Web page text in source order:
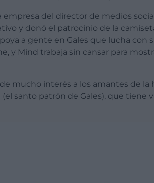
empresa del director de medios
y donó el patrocinio de la
a gente en Gales que lucha con
y Mind trabaja sin cansar para
mucho interés a los amantes de la
(el santo patrón de Gales), que tiene